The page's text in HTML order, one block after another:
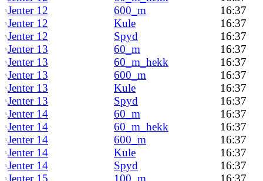
Jenter 12
600_m
16:37
Jenter 12
Kule
16:37
Jenter 12
Spyd
16:37
Jenter 13
60_m
16:37
Jenter 13
60_m_hekk
16:37
Jenter 13
600_m
16:37
Jenter 13
Kule
16:37
Jenter 13
Spyd
16:37
Jenter 14
60_m
16:37
Jenter 14
60_m_hekk
16:37
Jenter 14
600_m
16:37
Jenter 14
Kule
16:37
Jenter 14
Spyd
16:37
Jenter 15
100_m
16:37